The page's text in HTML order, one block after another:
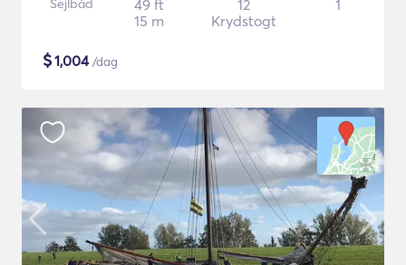
Sejlbåd
49 ft
15 m
12
Krydstogt
1
$1,004/dag